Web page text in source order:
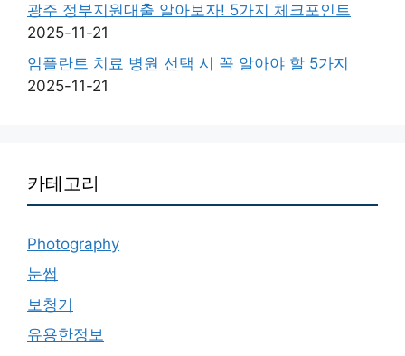
광주 정부지원대출 알아보자! 5가지 체크포인트
2025-11-21
임플란트 치료 병원 선택 시 꼭 알아야 할 5가지
2025-11-21
카테고리
Photography
눈썹
보청기
유용한정보